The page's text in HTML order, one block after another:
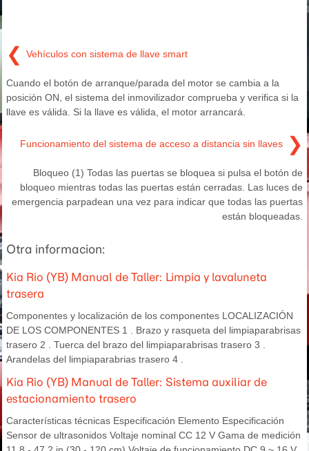
❮ Vehículos con sistema de llave smart
Cuando el botón de arranque/parada del motor se cambia a la
posición ON, el sistema del inmovilizador comprueba y verifica si la
llave es válida. Si la llave es válida, el motor arrancará.
Funcionamiento del sistema de acceso a distancia sin llaves ❯
Bloqueo (1) Todas las puertas se bloquea si pulsa el botón de
bloqueo mientras todas las puertas están cerradas. Las luces de
emergencia parpadean una vez para indicar que todas las puertas
están bloqueadas.
Otra informacion:
Kia Rio (YB) Manual de Taller: Limpia y lavaluneta
trasera
Componentes y localización de los componentes LOCALIZACIÓN
DE LOS COMPONENTES 1 . Brazo y rasqueta del limpiaparabrisas
trasero 2 . Tuerca del brazo del limpiaparabrisas trasero 3 .
Arandelas del limpiaparabrias trasero 4 .
Kia Rio (YB) Manual de Taller: Sistema auxiliar de
estacionamiento trasero
Características técnicas Especificación Elemento Especificación
Sensor de ultrasonidos Voltaje nominal CC 12 V Gama de medición